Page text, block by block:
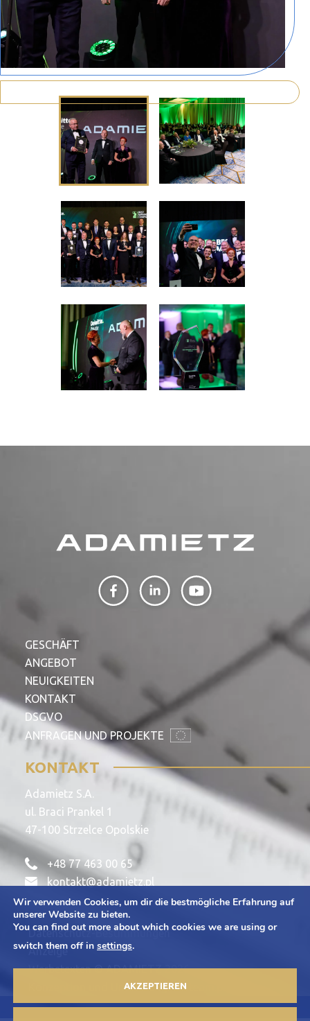
GESCHÄFT
ANGEBOT
NEUIGKEITEN
KONTAKT
DSGVO
ANFRAGEN UND PROJEKTE
KONTAKT
Adamietz S.A.
ul. Braci Prankel 1
47-100 Strzelce Opolskie
+48 77 463 00 65
kontakt@adamietz.pl
Datenschutz-Bestimmungen
Anzeige
Werbetexten © ADAMIETZ 2026
Konzeption und Umsetzung: Offteam.pl
Wir verwenden Cookies, um dir die bestmögliche Erfahrung auf
unserer Website zu bieten.
You can find out more about which cookies we are using or
switch them off in settings.
AKZEPTIEREN